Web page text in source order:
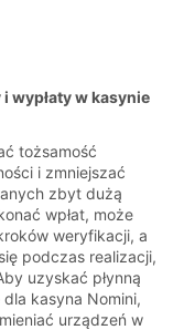
wypłaty w kasynie
tożsamość
i zmniejszać
zbyt dużą
wpłat, może
weryfikacji, a
podczas realizacji,
uzyskać płynną
kasyna Nomini,
urządzeń w